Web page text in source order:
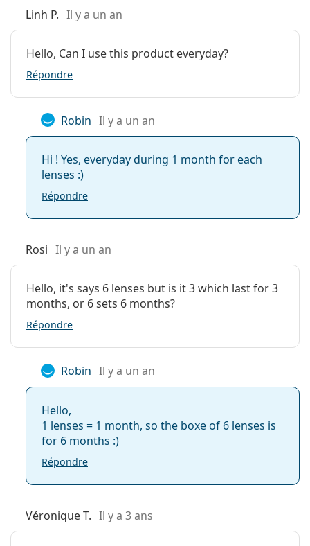
Lenjoy
SofLens
Biomedics
Evolution
55%
59%
Transmissibilité à l'oxygène
22 Dk/t
20 Dk/t
Plage de puissance - Moins jusqu'à...
-10.00
-9.00
Autres
Catégorie:
Lentilles mensuelles
Linh P. Il y a un an
Hello, Can I use this product everyday?
Répondre
Robin Il y a un an
Hi ! Yes, everyday during 1 month for each
lenses :)
Répondre
Rosi Il y a un an
Hello, it's says 6 lenses but is it 3 which last for 3
months, or 6 sets 6 months?
Répondre
Robin Il y a un an
Hello,
1 lenses = 1 month, so the boxe of 6 lenses is
for 6 months :)
Répondre
Véronique T. Il y a 3 ans